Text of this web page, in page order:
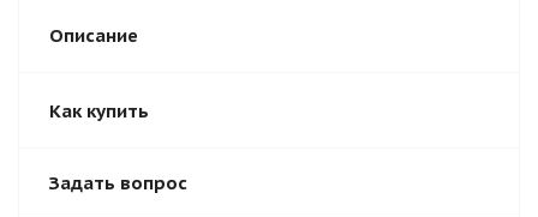
Описание
Как купить
Задать вопрос